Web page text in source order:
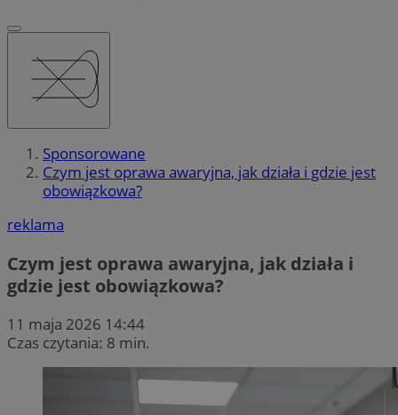
Sponsorowane
Czym jest oprawa awaryjna, jak działa i gdzie jest
obowiązkowa?
reklama
Czym jest oprawa awaryjna, jak działa i
gdzie jest obowiązkowa?
11 maja 2026 14:44
Czas czytania: 8 min.